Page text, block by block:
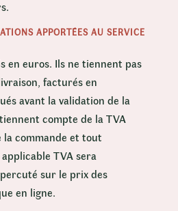
APPORTÉES AU SERVICE
en euros. Ils ne tiennent pas
facturés en
avant la validation de la
compte de la TVA
commande et tout
TVA sera
sur le prix des
en ligne.